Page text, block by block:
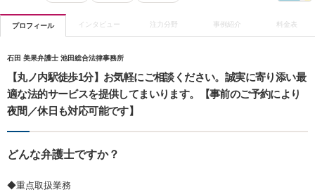
プロフィール インタビュー 注力分野 事例紹介 料金表
石田 美果弁護士 池田総合法律事務所
【丸ノ内駅徒歩1分】お気軽にご相談ください。誠実に寄り添い最
適な法的サービスを提供してまいります。【事前のご予約により
夜間／休日も対応可能です】
どんな弁護士ですか？
◆重点取扱業務